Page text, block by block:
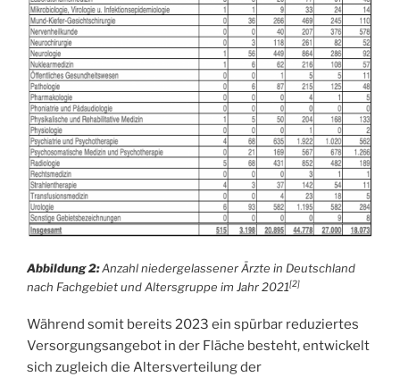
Abbildung 2:Anzahl niedergelassener Ärzte in Deutschland
nach Fachgebiet und Altersgruppe im Jahr 2021[2]
Während somit bereits 2023 ein spürbar reduziertes
Versorgungsangebot in der Fläche besteht, entwickelt
sich zugleich die Altersverteilung der